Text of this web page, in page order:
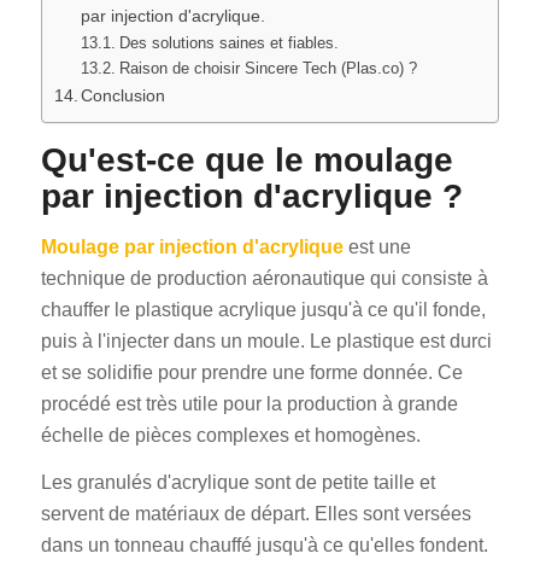
par injection d'acrylique.
Des solutions saines et fiables.
Raison de choisir Sincere Tech (Plas.co) ?
Conclusion
Qu'est-ce que le moulage
par injection d'acrylique ?
Moulage par injection d'acryliqueest une
technique de production aéronautique qui consiste à
chauffer le plastique acrylique jusqu'à ce qu'il fonde,
puis à l'injecter dans un moule. Le plastique est durci
et se solidifie pour prendre une forme donnée. Ce
procédé est très utile pour la production à grande
échelle de pièces complexes et homogènes.
Les granulés d'acrylique sont de petite taille et
servent de matériaux de départ. Elles sont versées
dans un tonneau chauffé jusqu'à ce qu'elles fondent.